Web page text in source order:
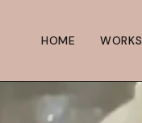
HOME WORKS